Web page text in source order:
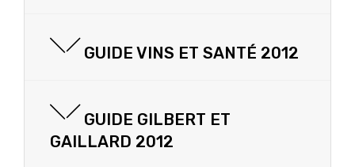
GUIDE VINS ET SANTÉ 2012
GUIDE GILBERT ET
GAILLARD 2012